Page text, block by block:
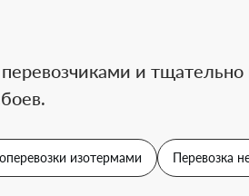
и тщательно
изотермами Перевозка